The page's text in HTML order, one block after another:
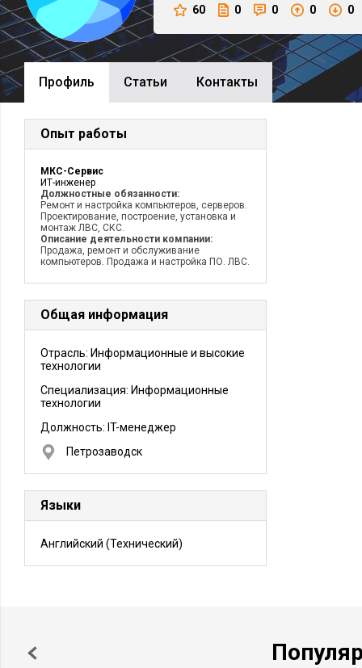
60 0 0 0 0
Профиль Cтатьи Контакты
Опыт работы
МКС-Сервис
ИТ-инженер
Должностные обязанности:
Ремонт и настройка компьютеров, серверов.
Проектирование, построение, установка и
монтаж ЛВС, СКС.
Описание деятельности компании:
Продажа, ремонт и обслуживание
компьютеров. Продажа и настройка ПО. ЛВС.
Общая информация
Отрасль: Информационные и высокие
технологии
Специализация: Информационные
технологии
Должность: IT-менеджер
Петрозаводск
Языки
Английский (Технический)